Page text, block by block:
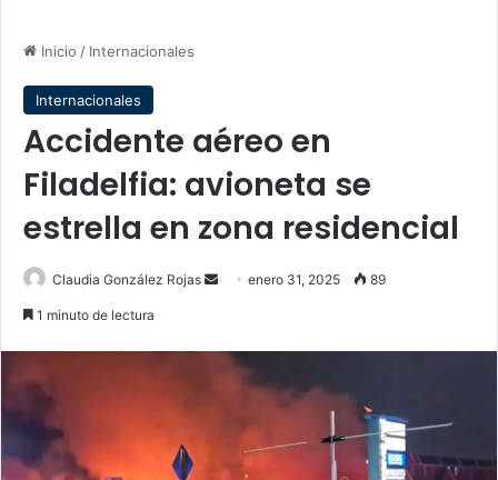
Inicio / Internacionales
Internacionales
Accidente aéreo en
Filadelfia: avioneta se
estrella en zona residencial
Claudia González Rojas
Sendenero 31, 2025 89
1 minuto de lectura